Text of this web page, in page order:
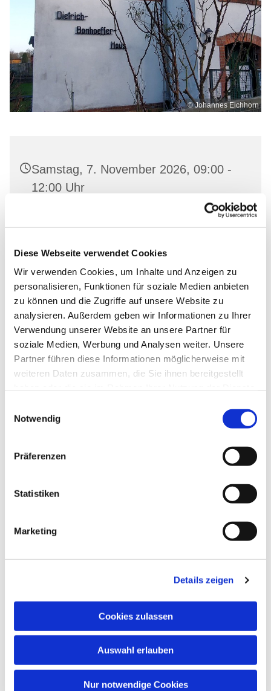
Diese Webseite verwendet Cookies
Wir verwenden Cookies, um Inhalte und Anzeigen zu
personalisieren, Funktionen für soziale Medien anbieten
zu können und die Zugriffe auf unsere Website zu
analysieren. Außerdem geben wir Informationen zu Ihrer
Verwendung unserer Website an unsere Partner für
soziale Medien, Werbung und Analysen weiter. Unsere
Partner führen diese Informationen möglicherweise mit
weiteren Daten zusammen, die Sie ihnen bereitgestellt
Notwendig
Präferenzen
Statistiken
Marketing
Details zeigen
Cookies zulassen
Auswahl erlauben
Nur notwendige Cookies
© Johannes Eichhorn
Samstag, 7. November 2026, 09:00 -
12:00 Uhr
Bonhoeffer-Haus Oderberg, Gartenstr.
interessieren